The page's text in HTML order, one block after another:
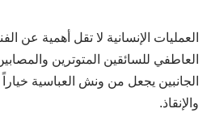
العمليات الإنسانية لا تقل أهمية عن
العاطفي للسائقين المتوترين
الجانبين يجعل من ونش العباسية
والإنقاذ.